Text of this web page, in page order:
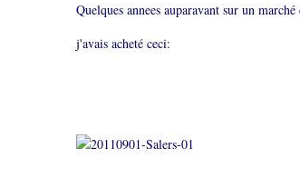
Quelques annees auparavant sur un
j'avais acheté ceci: